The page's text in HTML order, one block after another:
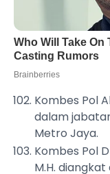
Kombes Pol
dalam
Metro Jaya.
Kombes Pol
M.H.